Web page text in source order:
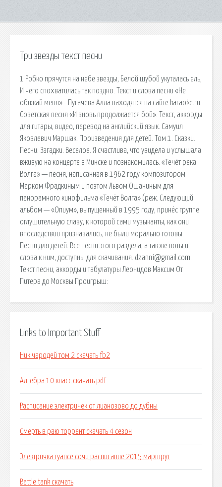
Три звезды текст песни
1 Робко прячутся на небе звезды, Белой шубой укуталась ель,
И чего спохватилась так поздно. Текст и слова песни «Не
обижай меня» - Пугачева Алла находятся на сайте karaoke.ru.
Советская песня «И вновь продолжается бой». Текст, аккорды
для гитары, видео, перевод на английский язык. Самуил
Яковлевич Маршак. Произведения для детей. Том 1. Сказки.
Песни. Загадки. Веселое. Я счастлива, что увидела и услышала
вживую на концерте в Минске и познакомилась. «Течёт река
Волга» — песня, написанная в 1962 году композитором
Марком Фрадкиным и поэтом Львом Ошаниным для
панорамного кинофильма «Течёт Волга» (реж. Следующий
альбом — «Опиум», выпущенный в 1995 году, принёс группе
оглушительную славу, к которой сами музыканты, как они
впоследствии признавались, не были морально готовы.
Песни для детей. Все песни этого раздела, а так же ноты и
слова к ним, доступны для скачивания. dzanni@gmail.com. ·
Текст песни, аккорды и табулатуры Леонидов Максим От
Питера до Москвы Проигрыш:
Links to Important Stuff
Ник чародей том 2 скачать fb2
Алгебра 10 класс скачать pdf
Расписание электричек от лианозово до дубны
Смерть в раю торрент скачать 4 сезон
Электричка туапсе сочи расписание 2015 маршрут
Battle tank скачать